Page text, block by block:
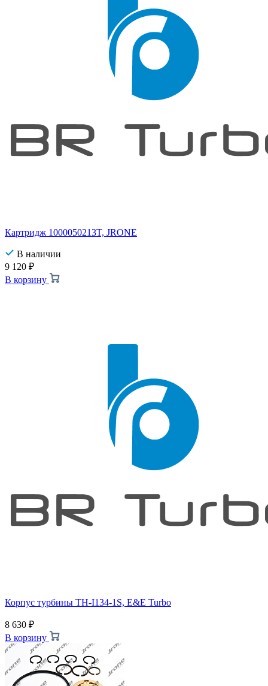
Картридж 1000050213T, JRONE
В наличии
9 120 ₽
В корзину
Корпус турбины TH-I134-1S, E&E Turbo
8 630 ₽
В корзину